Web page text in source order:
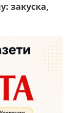
закуска,